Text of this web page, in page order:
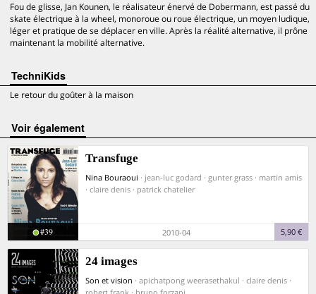
Fou de glisse, Jan Kounen, le réalisateur énervé de Dobermann, est passé du
skate électrique à la wheel, monoroue ou roue électrique, un moyen ludique,
léger et pratique de se déplacer en ville. Après la réalité alternative, il prône
maintenant la mobilité alternative.
TechniKids
Le retour du goûter à la maison
voir également
Transfuge
Nina Bouraoui · jean-luc godard · gunter grass · martin amis
· claire denis · patrick chatelier
#39 2010-04 5,90 €
24 images
Son et vision · apichatpong weerasethakul · claire denis ·